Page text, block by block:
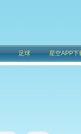
足球 星空APP下